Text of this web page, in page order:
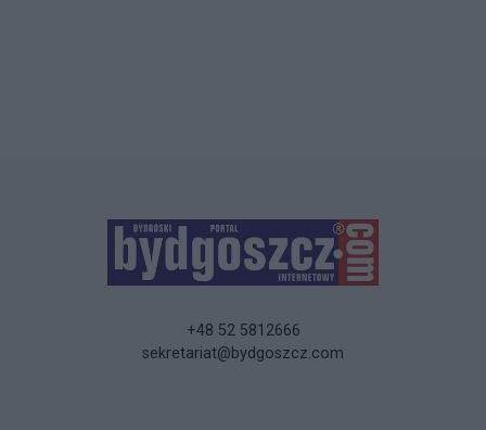
+48 52 5812666
sekretariat@bydgoszcz.com